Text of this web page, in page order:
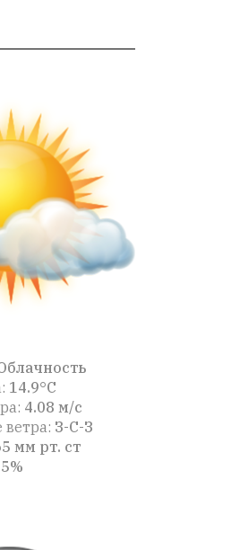
14.9°C
4.08 м/с
З-С-З
мм рт. ст